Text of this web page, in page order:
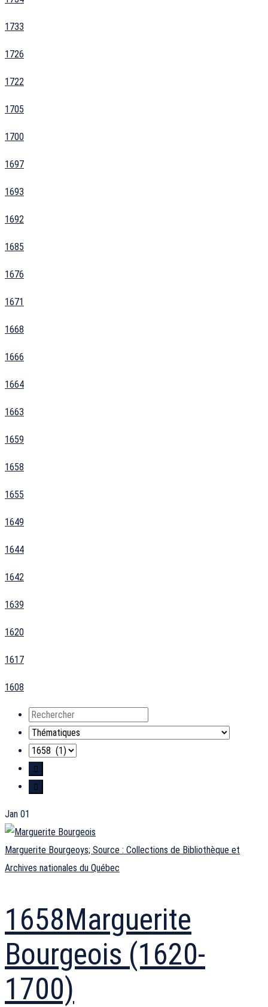
1733
1726
1722
1705
1700
1697
1693
1692
1685
1676
1671
1668
1666
1664
1663
1659
1658
1655
1649
1644
1642
1639
1620
1617
1608
Rechercher
Thématiques
Années
Jan 01
Marguerite Bourgeoys; Source : Collections de Bibliothèque et
Archives nationales du Québec
1658Marguerite
Bourgeois (1620-
1700)